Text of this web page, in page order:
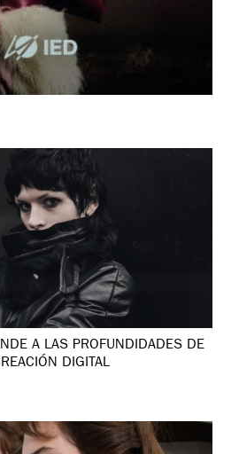
A LAS PROFUNDIDADES DE
DIGITAL